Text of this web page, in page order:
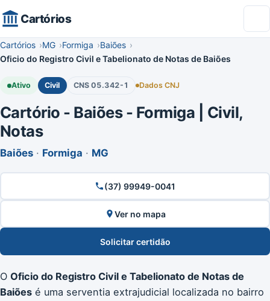
Cartórios
Cartórios MG Formiga
Baiões
Oficio do Registro Civil e Tabelionato de Notas de Baiões
Ativo Civil CNS 05.342-1 Dados CNJ
Cartório - Baiões - Formiga | Civil,
Notas
Baiões · Formiga · MG
(37) 99949-0041
Ver no mapa
Solicitar certidão
O Oficio do Registro Civil e Tabelionato de Notas de
Baiões é uma serventia extrajudicial localizada no bairro